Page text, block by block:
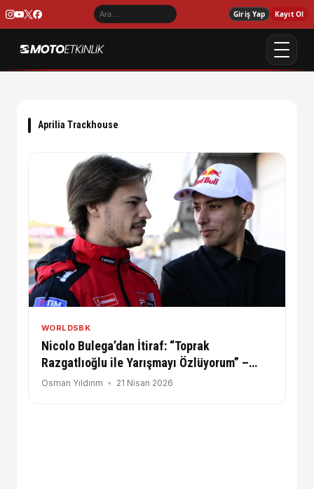
Giriş Yap Kayıt Ol
Aprilia Trackhouse
WORLDSBK
Nicolo Bulega’dan İtiraf: “Toprak
Razgatlıoğlu ile Yarışmayı Özlüyorum” –
2027 MotoGP İddiaları Güçleniyor
Osman Yıldırım 21 Nisan 2026